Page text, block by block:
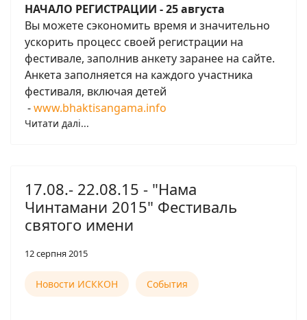
НАЧАЛО РЕГИСТРАЦИИ - 25 августа
Вы можете сэкономить время и значительно
ускорить процесс своей регистрации на
фестивале, заполнив анкету заранее на сайте.
Анкета заполняется на каждого участника
фестиваля, включая детей
-www.bhaktisangama.info
Читати далі...
17.08.- 22.08.15 - "Нама
Чинтамани 2015" Фестиваль
святого имени
12 серпня 2015
Новости ИСККОН События